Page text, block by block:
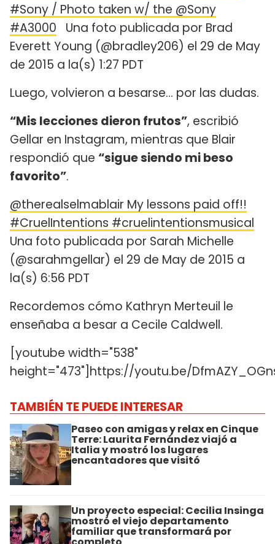
#Sony / Photo taken w/ the @Sony
#A3000 Una foto publicada por Brad
Everett Young (@bradley206) el 29 de May
de 2015 a la(s) 1:27 PDT
Luego, volvieron a besarse... por las dudas.
“Mis lecciones dieron frutos”, escribió
Gellar en Instagram, mientras que Blair
respondió que “sigue siendo mi beso
favorito”.
@therealselmablair My lessons paid off!!
#CruelIntentions #cruelintentionsmusical
Una foto publicada por Sarah Michelle
(@sarahmgellar) el 29 de May de 2015 a
la(s) 6:56 PDT
Recordemos cómo Kathryn Merteuil le
enseñaba a besar a Cecile Caldwell.
[youtube width="538"
height="473"]https://youtu.be/
TAMBIÉN TE PUEDE INTERESAR
Paseo con amigas y relax en Cinque
Terre: Laurita Fernández viajó a
Italia y mostró los lugares
encantadores que visitó
Un proyecto especial: Cecilia Insinga
mostró el viejo departamento
familiar que transformará por